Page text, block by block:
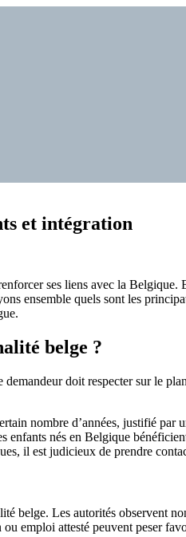
et intégration
ses liens avec la Belgique.
ensemble quels sont les
belge ?
doit respecter sur le
nombre d’années, justifié par
enfants nés en Belgique
il est judicieux de prendre
belge. Les autorités observent
emploi attesté peuvent peser